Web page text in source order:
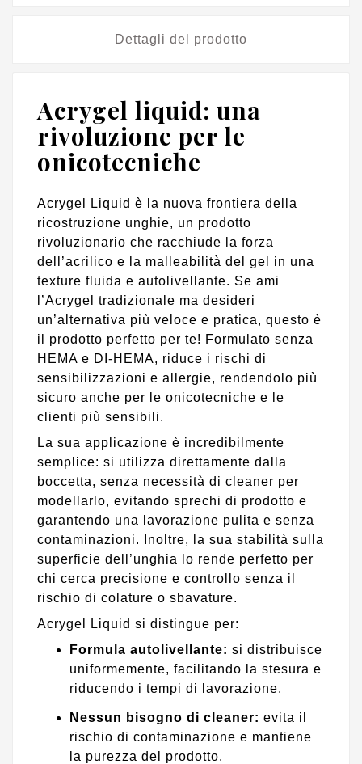
Dettagli del prodotto
Acrygel liquid: una
rivoluzione per le
onicotecniche
Acrygel Liquid è la nuova frontiera della
ricostruzione unghie, un prodotto
rivoluzionario che racchiude la forza
dell’acrilico e la malleabilità del gel in una
texture fluida e autolivellante. Se ami
l’Acrygel tradizionale ma desideri
un’alternativa più veloce e pratica, questo è
il prodotto perfetto per te! Formulato senza
HEMA e DI-HEMA, riduce i rischi di
sensibilizzazioni e allergie, rendendolo più
sicuro anche per le onicotecniche e le
clienti più sensibili.
La sua applicazione è incredibilmente
semplice: si utilizza direttamente dalla
boccetta, senza necessità di cleaner per
modellarlo, evitando sprechi di prodotto e
garantendo una lavorazione pulita e senza
contaminazioni. Inoltre, la sua stabilità sulla
superficie dell’unghia lo rende perfetto per
chi cerca precisione e controllo senza il
rischio di colature o sbavature.
Acrygel Liquid si distingue per:
Formula autolivellante: si distribuisce
uniformemente, facilitando la stesura e
riducendo i tempi di lavorazione.
Nessun bisogno di cleaner: evita il
rischio di contaminazione e mantiene
la purezza del prodotto.